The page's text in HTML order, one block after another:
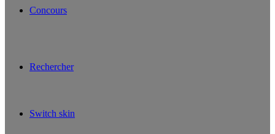
Concours
Rechercher
Switch skin